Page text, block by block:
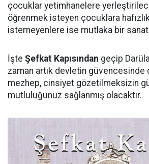
çocuklar yetimhanelere
öğrenmek isteyen çocuklara
istemeyenlere ise mutlaka bir
İşte Şefkat Kapısından geçip
zaman artık devletin güvencesinde
mezhep, cinsiyet gözetilmeksizin
mutluluğunuz sağlanmış olacaktır.